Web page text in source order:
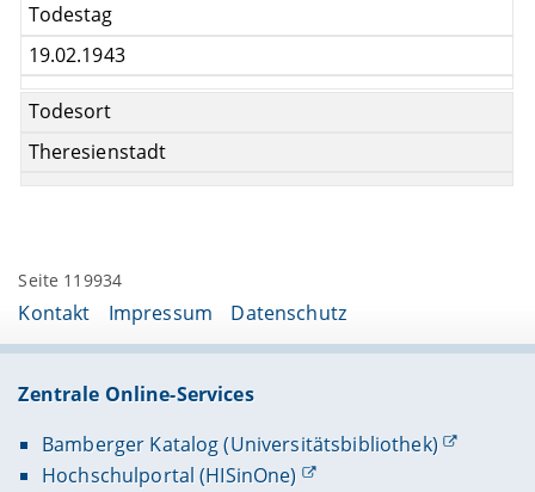
Todestag
19.02.1943
Todesort
Theresienstadt
Seite 119934
Kontakt Impressum Datenschutz
Zentrale Online-Services
Bamberger Katalog (Universitätsbibliothek)
Hochschulportal (HISinOne)